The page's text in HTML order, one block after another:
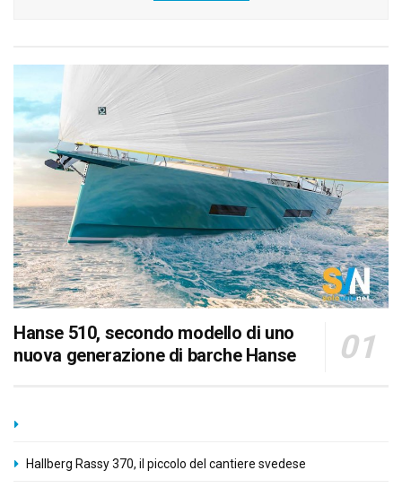
Hanse 510, secondo modello di uno
nuova generazione di barche Hanse
Hallberg Rassy 370, il piccolo del cantiere svedese